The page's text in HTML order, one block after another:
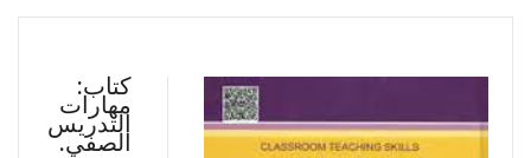
كتاب:
مهارات
التدريس
الصفي.